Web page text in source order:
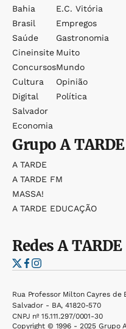
Bahia
Brasil
Saúde
Cineinsite
Concursos
Cultura
Digital
Salvador
Economia
E.c. Vitória
Empregos
Gastronomia
Muito
Mundo
Opinião
Política
GrupoA TARDE
A TARDE
A TARDE FM
MASSA!
A TARDE EDUCAÇÃO
RedesA TARDE
Rua Professor Milton Cayres de
Salvador - BA, 41820-570
CNPJ nº 15.111.297/0001-30
Copyright © 1996 - 2025 Grupo